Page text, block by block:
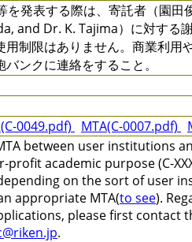
を発表する際は、寄託者（園田
and Dr. K. Tajima）に対する謝
用制限はありません。商業利用
ンクに連絡をすること。
0049.pdf) MTA(C-0007.pdf)
between user institutions
profit academic purpose (C-
depending on the sort of user
appropriate MTA(to see).
please first contact
.